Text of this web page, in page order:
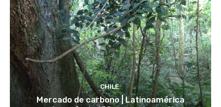
CHILE
Mercado de carbono | Latinoamérica